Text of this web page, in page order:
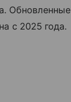
Обновленные
с 2025 года.